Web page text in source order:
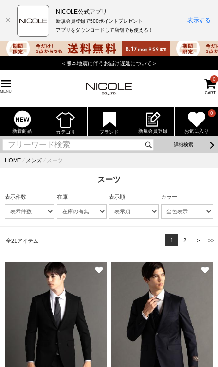
＜熊本地震に伴うお届け遅延について＞
MENU CART
0
新着商品 カテゴリ ブランド 新規会員登録 お気に入り
0
詳細検索
HOME ⁄ メンズ ⁄ スーツ
スーツ
表示件数 在庫 表示順 カラー
全21アイテム 1 2 > >>
NICOLE公式アプリ
新規会員登録で500ポイントプレゼント！
アプリをダウンロードして店舗でも使える！
表示する